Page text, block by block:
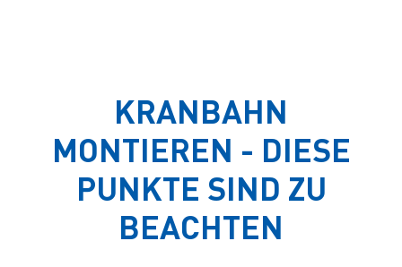
KRANBAHN
MONTIEREN - DIESE
PUNKTE SIND ZU
BEACHTEN